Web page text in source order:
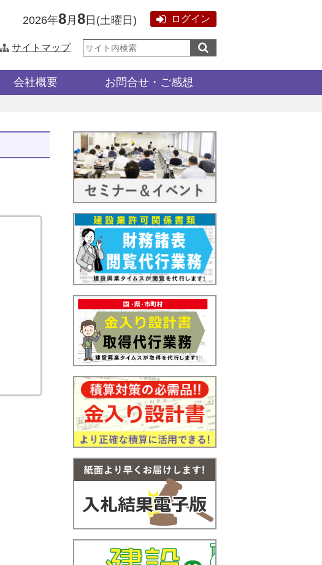
2026年8月 8 日 (土曜日 ) ログイン
サイトマップ
サ
イ
内
会社概要 お問合せ・ご感想